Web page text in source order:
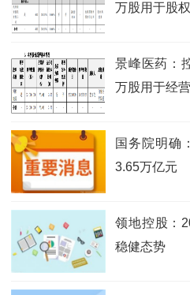
万股用于股
景峰医药：
万股用于经
国务院明确
3.65万亿元
领地控股：
稳健态势